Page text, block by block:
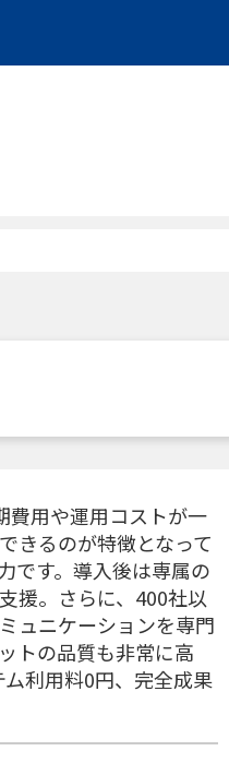
費用や運用コストが一
きるのが特徴となって
です。導入後は専属の
援。さらに、400社以
ュニケーションを専門
トの品質も非常に高
利用料0円、完全成果